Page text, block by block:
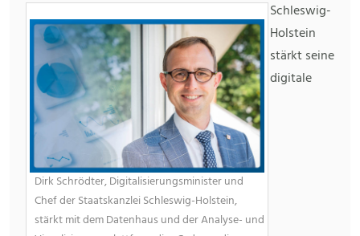
Dirk Schrödter, Digitalisierungsminister und
Chef der Staatskanzlei Schleswig-Holstein,
stärkt mit dem Datenhaus und der Analyse- und
Schleswig-
Holstein
stärkt seine
digitale